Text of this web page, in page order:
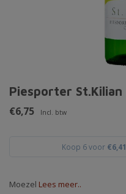
Piesporter St.Kilian
€6,75 Incl. btw
Koop 6 voor €6,41
Moezel Lees meer..